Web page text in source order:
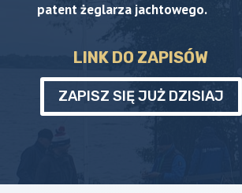
patent żeglarza jachtowego.
LINK DO ZAPISÓW
ZAPISZ SIĘ JUŻ DZISIAJ